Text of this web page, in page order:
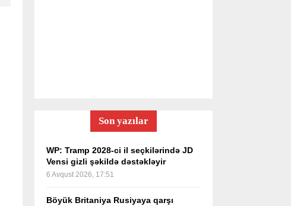
Son yazılar
WP: Tramp 2028-ci il seçkilərində JD
Vensi gizli şəkildə dəstəkləyir
6 Avqust 2026, 17:51
Böyük Britaniya Rusiyaya qarşı